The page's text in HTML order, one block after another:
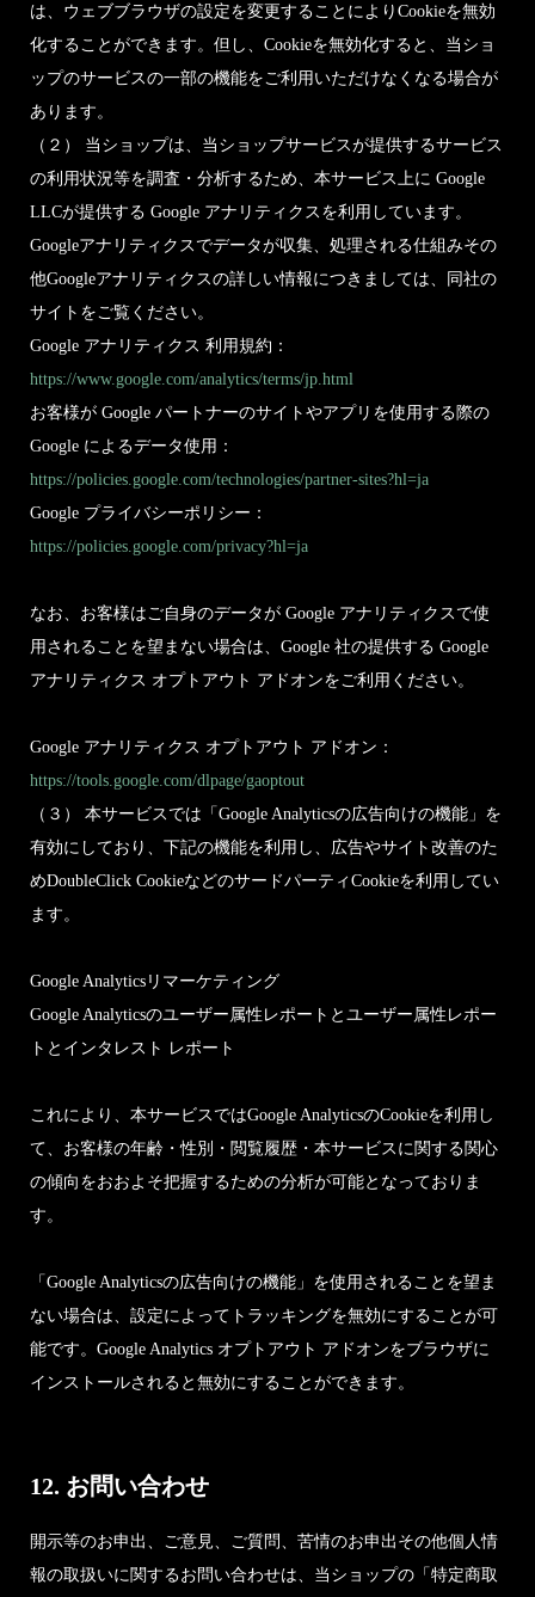
は、ウェブブラウザの設定を変更することによりCookieを無効
化することができます。但し、Cookieを無効化すると、当ショ
ップのサービスの一部の機能をご利用いただけなくなる場合が
あります。
（２） 当ショップは、当ショップサービスが提供するサービス
の利用状況等を調査・分析するため、本サービス上に Google
LLCが提供する Google アナリティクスを利用しています。
Googleアナリティクスでデータが収集、処理される仕組みその
他Googleアナリティクスの詳しい情報につきましては、同社の
サイトをご覧ください。
Google アナリティクス 利用規約：
https://www.google.com/analytics/terms/jp.html
お客様が Google パートナーのサイトやアプリを使用する際の
Google によるデータ使用：
https://policies.google.com/technologies/partner-sites?hl=ja
Google プライバシーポリシー：
https://policies.google.com/privacy?hl=ja
なお、お客様はご自身のデータが Google アナリティクスで使
用されることを望まない場合は、Google 社の提供する Google
アナリティクス オプトアウト アドオンをご利用ください。
Google アナリティクス オプトアウト アドオン：
https://tools.google.com/dlpage/gaoptout
（３） 本サービスでは「Google Analyticsの広告向けの機能」を
有効にしており、下記の機能を利用し、広告やサイト改善のた
めDoubleClick CookieなどのサードパーティCookieを利用してい
ます。
Google Analyticsリマーケティング
Google Analyticsのユーザー属性レポートとユーザー属性レポー
トとインタレスト レポート
これにより、本サービスではGoogle AnalyticsのCookieを利用し
て、お客様の年齢・性別・閲覧履歴・本サービスに関する関心
の傾向をおおよそ把握するための分析が可能となっておりま
す。
「Google Analyticsの広告向けの機能」を使用されることを望ま
ない場合は、設定によってトラッキングを無効にすることが可
能です。Google Analytics オプトアウト アドオンをブラウザに
インストールされると無効にすることができます。
12. お問い合わせ
開示等のお申出、ご意見、ご質問、苦情のお申出その他個人情
報の取扱いに関するお問い合わせは、当ショップの「特定商取